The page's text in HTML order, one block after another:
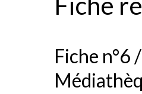
Fiche n°6